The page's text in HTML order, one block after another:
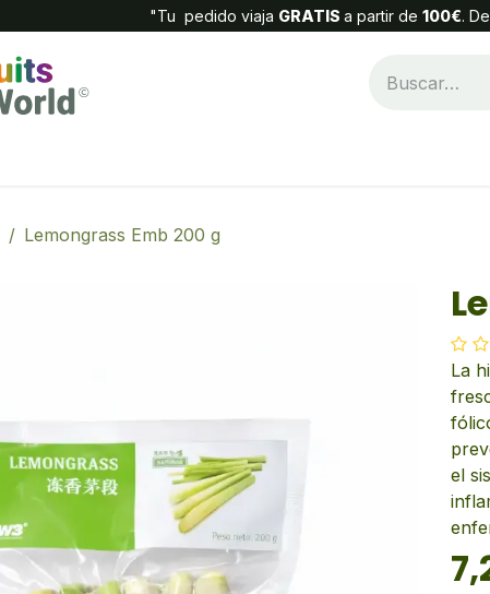
"Tu pedido viaja GRATIS a partir de 100€.
Lemongrass Emb 200 g
La
el